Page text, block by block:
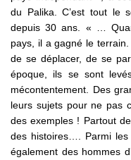
du Palika. C’est tout le
depuis 30 ans. « …
pays, il a gagné le terrain.
de se déplacer, de se
époque, ils se sont
mécontentement. Des
leurs sujets pour ne pas
des exemples ! Partout
des histoires…. Parmi
également des hommes